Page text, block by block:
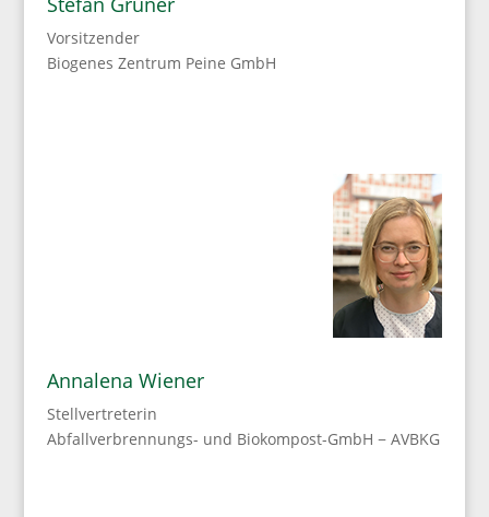
Vorsitzender
Biogenes Zentrum Peine GmbH
Annalena Wiener
Stellvertreterin
Abfallverbrennungs- und Biokompost-GmbH − AVBKG